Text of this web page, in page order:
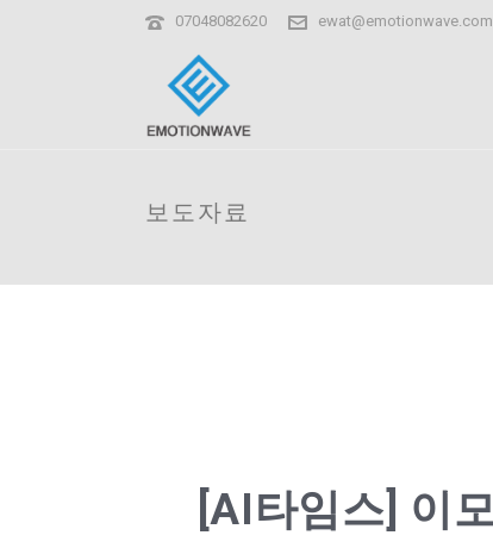
07048082620 ewat@emotionwave.com
보도자료
[AI타임스] 이